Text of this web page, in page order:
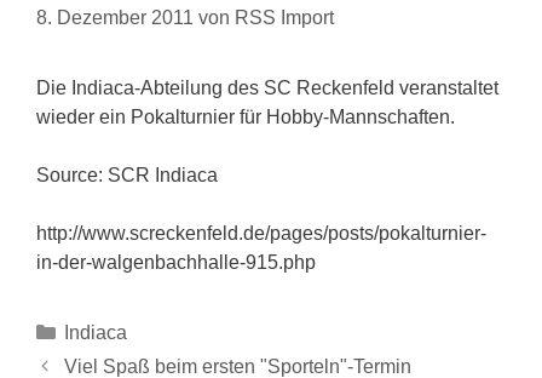
8. Dezember 2011 von RSS Import
Die Indiaca-Abteilung des SC Reckenfeld veranstaltet
wieder ein Pokalturnier für Hobby-Mannschaften.
Source: SCR Indiaca
http://www.screckenfeld.de/pages/posts/pokalturnier-
in-der-walgenbachhalle-915.php
Indiaca
Viel Spaß beim ersten "Sporteln"-Termin